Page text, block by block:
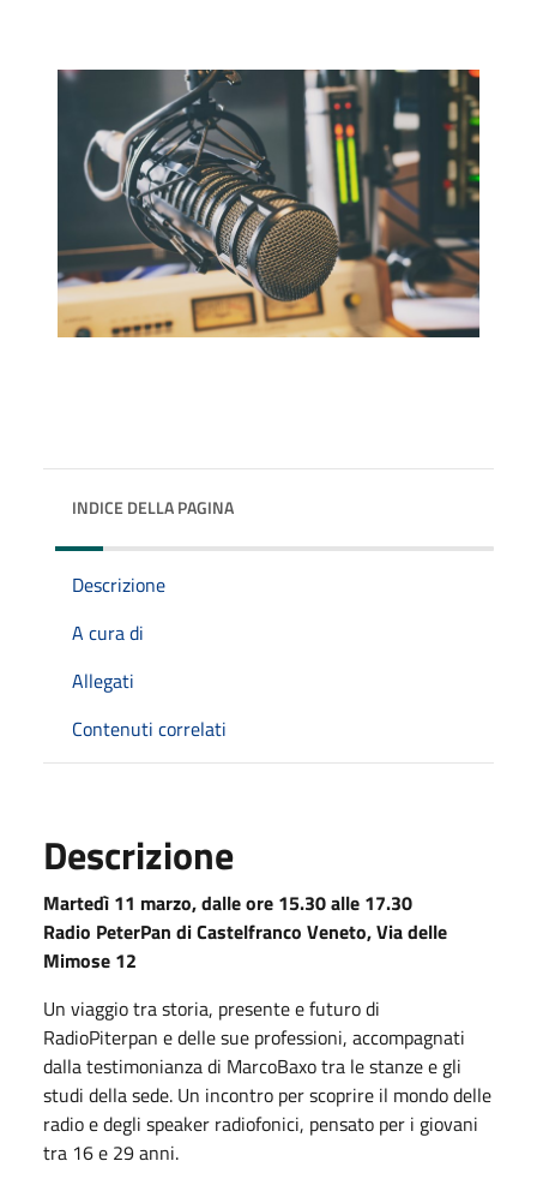
INDICE DELLA PAGINA
Descrizione
A cura di
Allegati
Contenuti correlati
Descrizione
Martedì 11 marzo, dalle ore 15.30 alle 17.30
Radio PeterPan di Castelfranco Veneto, Via delle
Mimose 12
Un viaggio tra storia, presente e futuro di
RadioPiterpan e delle sue professioni, accompagnati
dalla testimonianza di MarcoBaxo tra le stanze e gli
studi della sede. Un incontro per scoprire il mondo delle
radio e degli speaker radiofonici, pensato per i giovani
tra 16 e 29 anni.